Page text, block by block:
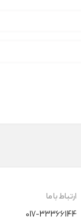
ارتباط با ما
017-33366144